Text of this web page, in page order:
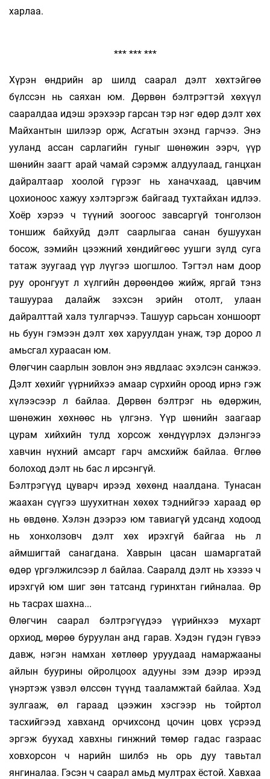
харлаа.
*** *** ***
Хүрэн өндрийн ар шилд саарал дэлт хөх­тэйгөө
бүлссэн нь саяхан юм. Дөрвөн бэлтрэгтэй хөхүүл
сааралдаа идэш эрэхээр гарсан тэр нэг өдөр дэлт хөх
Майхантын шилээр орж, Асгатын эхэнд гарчээ. Энэ
ууланд ассан сарлагийн гуныг шөнөжин ээрч, үүр
шөнийн заагт арай чамай сэрэмж алдуулаад, ганцхан
дайралтаар хоолой гүрээг нь ханачхаад, цавчим
цохионоос хажуу хэлтэргэж байгаад тухтайхан идлээ.
Хоёр хэрээ ч түүний зоогоос завсаргүй тонголзон
тоншиж байхуйд дэлт саарлыгаа санан бушуухан
босож, зэмийн цээжний хөндийгөөс уушги зүлд суга
татаж зуугаад үүр лүүгээ шогшлоо. Тэгтэл нам доор
руу оронгуут л хүлгийн дөрөөндөө жийж, яргай тэнз
ташуураа далайж зэхсэн эрийн отолт, улаан
дайралттай халз тулгарчээ. Ташуур сарьсан хоншоорт
нь буун гэмээн дэлт хөх харуулдан унаж, тэр дороо л
амьсгал ху­раасан юм.
Өлөгчин саарлын зовлон энэ явдлаас эхэл­сэн санжээ.
Дэлт хөхийг үүрнийхээ амаар сүр­­хийн ороод ирнэ гэж
хүлээсээр л байлаа. Дөрвөн бэлтрэг нь өдөржин,
шөнөжин хөхнөөс нь үлгэнэ. Үүр шөнийн заагаар
цурам хийхийн тулд хорсож хөндүүрлэх дэлэнгээ
хавчин нүх­ний амсарт гарч амсхийж байлаа. Өглөө
болоход дэлт нь бас л ирсэнгүй.
Бэлтрэгүүд цуварч ирээд хөхөнд наалдана. Тунасан
жаахан сүүгээ шуухитнан хөхөх тэд­ний­гээ хараад өр
нь өвдөнө. Хэлэн дээрээ юм тавиагүй удсанд ходоод
нь хонхолзовч дэлт хөх ирэхгүй байгаа нь л
аймшигтай санагдана. Хаврын цасан шамаргатай
өдөр үргэлжилсээр л байлаа. Сааралд дэлт нь хэзээ ч
ирэхгүй юм шиг зөн татсанд гуринхтан гийналаа. Өр
нь тасрах шахна...
Өлөгчин саарал бэлтрэгүүдээ үүрийнхээ мухарт
орхиод, мөрөө буруулан анд гарав. Хэдэн гүдэн гүвээ
давж, нэгэн намхан хөтлөөр уруудаад намаржааны
айлын буурины ойрол­цоох адууны зэм дээр ирээд
үнэртэж үзвэл өлссөн түүнд тааламжтай байлаа. Хэд
зулгааж, өл гараад цээжин хэсгээр нь тойртол
тасхийгээд хавханд орчихсонд цочин цовх үсрээд
эргэж буухад хавхны гинжний төмөр гадас газраас
ховхорсон ч нарийн шилбэ нь орь дуу тавьтал
янгиналаа. Гэсэн ч саарал амьд мултрах ёстой. Хавхаа